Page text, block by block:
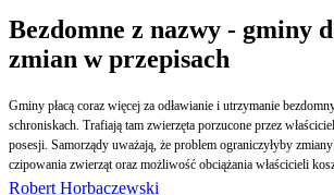
Bezdomne z nazwy - gminy
zmian w przepisach
Gminy płacą coraz więcej za odławianie i utrzymanie
schroniskach. Trafiają tam zwierzęta porzucone przez
posesji. Samorządy uważają, że problem ograniczyłyby
czipowania zwierząt oraz możliwość obciążania właścicieli
pobytu w schronisku. Wielu ludzi nie zdaje sobie sprawy, że
Robert Horbaczewski